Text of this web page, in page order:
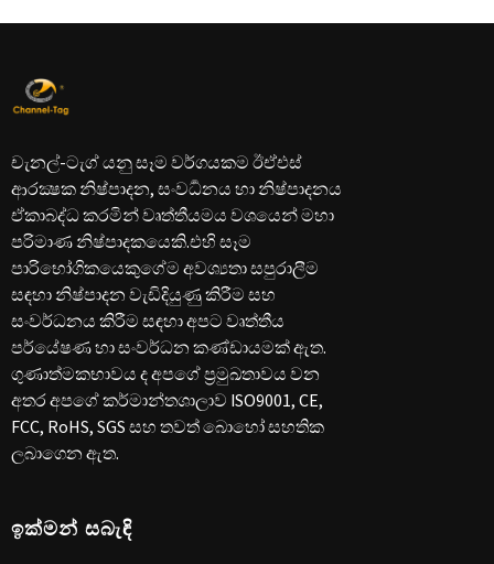
චැනල්-ටැග් යනු සෑම වර්ගයකම ඊඒඑස්
ආරක්‍ෂක නිෂ්පාදන, සංවර්‍ධනය හා නිෂ්පාදනය
ඒකාබද්ධ කරමින් වෘත්තීයමය වශයෙන් මහා
පරිමාණ නිෂ්පාදකයෙකි.එහි සෑම
පාරිභෝගිකයෙකුගේම අවශ්‍යතා සපුරාලීම
සඳහා නිෂ්පාදන වැඩිදියුණු කිරීම සහ
සංවර්ධනය කිරීම සඳහා අපට වෘත්තීය
පර්යේෂණ හා සංවර්ධන කණ්ඩායමක් ඇත.
ගුණාත්මකභාවය ද අපගේ ප්‍රමුඛතාවය වන
අතර අපගේ කර්මාන්තශාලාව ISO9001, CE,
FCC, RoHS, SGS සහ තවත් බොහෝ සහතික
ලබාගෙන ඇත.
ඉක්මන් සබැඳි